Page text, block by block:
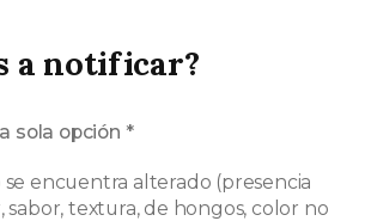
a notificar?
sola opción *
encuentra alterado (presencia
sabor, textura, de hongos, color no